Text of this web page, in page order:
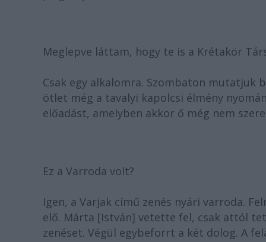
Meglepve láttam, hogy te is a Krétakör
Csak egy alkalomra. Szombaton mutatjuk
ötlet még a tavalyi kapolcsi élmény
előadást, amelyben akkor ő még nem
Ez a Varroda volt?
Igen, a Varjak című zenés nyári varroda.
elő. Márta [István] vetette fel, csak attól
zenéset. Végül egybeforrt a két dolog. A